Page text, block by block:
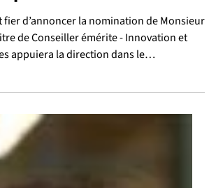
nouveau membre